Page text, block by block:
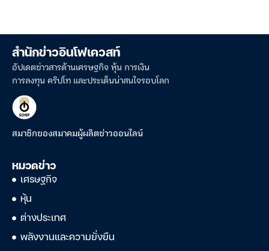
สำนักข่าวอินโฟเควสท์
อัปเดตข่าวสารด้านเศรษฐกิจ หุ้น การเงิน
การลงทุน คริปโท และประเด็นน่าสนใจรอบโลก
สมาชิกของสมาคมผู้ผลิตข่าวออนไลน์
หมวดข่าว
เศรษฐกิจ
หุ้น
ต่างประเทศ
พลังงานและความยั่งยืน